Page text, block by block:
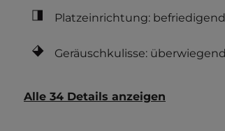
Platzeinrichtung: befriedigend
Geräuschkulisse:
Alle 34 Details anzeigen